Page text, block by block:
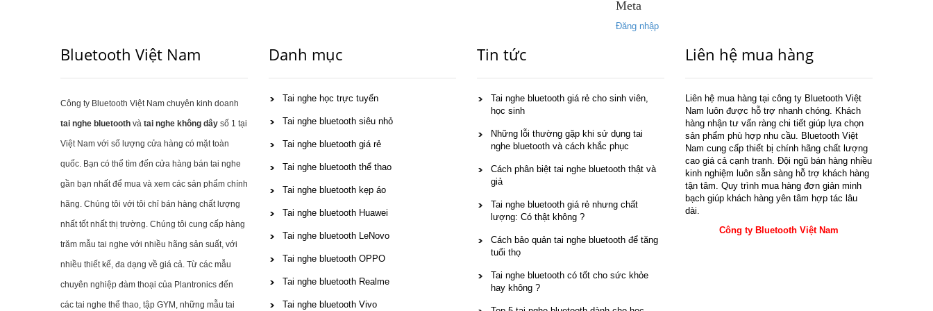
Meta
Đăng nhập
Bluetooth Việt Nam
Công ty Bluetooth Việt Nam chuyên kinh doanh
tai nghe bluetooth và tai nghe không dây số 1 tại
Việt Nam với số lượng cửa hàng có mặt toàn
quốc. Bạn có thể tìm đến cửa hàng bán tai nghe
gần bạn nhất để mua và xem các sản phẩm chính
hãng. Chúng tôi với tôi chỉ bán hàng chất lượng
nhất tốt nhất thị trường. Chúng tôi cung cấp hàng
trăm mẫu tai nghe với nhiều hãng sản suất, với
nhiều thiết kế, đa dạng về giá cả. Từ các mẫu
chuyên nghiệp đàm thoại của Plantronics đến
các tai nghe thể thao, tập GYM, những mẫu tai
Danh mục
Tai nghe học trực tuyến
Tai nghe bluetooth siêu nhỏ
Tai nghe bluetooth giá rẻ
Tai nghe bluetooth thể thao
Tai nghe bluetooth kẹp áo
Tai nghe bluetooth Huawei
Tai nghe bluetooth LeNovo
Tai nghe bluetooth OPPO
Tai nghe bluetooth Realme
Tai nghe bluetooth Vivo
Tin tức
Tai nghe bluetooth giá rẻ cho sinh viên,
học sinh
Những lỗi thường gặp khi sử dụng tai
nghe bluetooth và cách khắc phục
Cách phân biệt tai nghe bluetooth thật và
giả
Tai nghe bluetooth giá rẻ nhưng chất
lượng: Có thật không ?
Cách bảo quản tai nghe bluetooth để tăng
tuổi thọ
Tai nghe bluetooth có tốt cho sức khỏe
hay không ?
Liên hệ mua hàng
Liên hệ mua hàng tại công ty Bluetooth Việt
Nam luôn được hỗ trợ nhanh chóng. Khách
hàng nhận tư vấn ràng chi tiết giúp lựa chọn
sản phẩm phù hợp nhu cầu. Bluetooth Việt
Nam cung cấp thiết bị chính hãng chất lượng
cao giá cả cạnh tranh. Đội ngũ bán hàng nhiều
kinh nghiệm luôn sẵn sàng hỗ trợ khách hàng
tận tâm. Quy trình mua hàng đơn giản minh
bạch giúp khách hàng yên tâm hợp tác lâu
dài.
Công ty Bluetooth Việt Nam